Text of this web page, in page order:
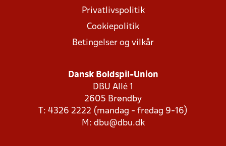
Privatlivspolitik
Cookiepolitik
Betingelser og vilkår
Dansk Boldspil-Union
DBU Allé 1
2605 Brøndby
T: 4326 2222 (mandag - fredag 9-16)
M: dbu@dbu.dk